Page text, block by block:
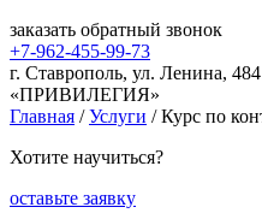
заказать обратный звонок
+7-962-455-99-73
г. Ставрополь, ул. Ленина,
«ПРИВИЛЕГИЯ»
Главная / Услуги / Курс по
Хотите научиться?
оставьте заявку